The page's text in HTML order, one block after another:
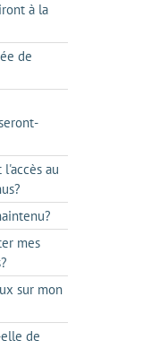
à la
de
au
mes
sur mon
de